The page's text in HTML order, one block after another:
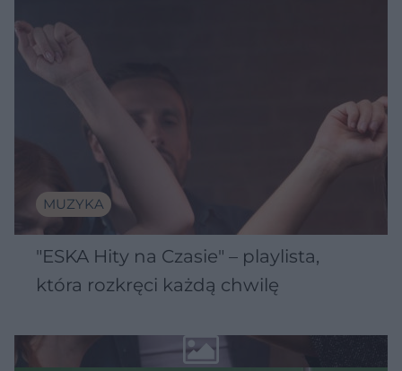
MUZYKA
"ESKA Hity na Czasie" – playlista,
która rozkręci każdą chwilę